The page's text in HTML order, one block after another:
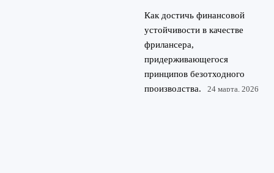
Как достичь финансовой
устойчивости в качестве
фрилансера,
придерживающегося
принципов безотходного
производства.
24 марта, 2026